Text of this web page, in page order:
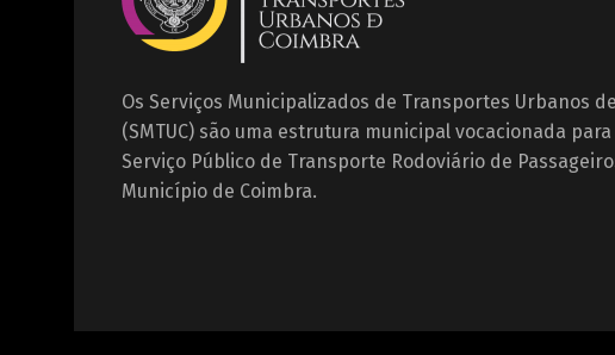
Os Serviços Municipalizados de Transportes Urbanos
(SMTUC) são uma estrutura municipal vocacionada
Serviço Público de Transporte Rodoviário de
Município de Coimbra.